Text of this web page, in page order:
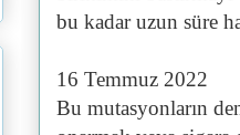
bu kadar uzun süre
16 Temmuz 2022
Bu mutasyonların